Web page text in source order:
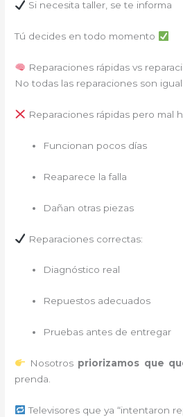
Si necesita taller, se te informa
Tú decides en todo momento
Reparaciones rápidas vs
No todas las reparaciones son
Reparaciones rápidas pero mal
Funcionan pocos días
Reaparece la falla
Dañan otras piezas
Reparaciones correctas:
Diagnóstico real
Repuestos adecuados
Pruebas antes de entregar
Nosotros priorizamos que
prenda.
Televisores que ya “intentaron